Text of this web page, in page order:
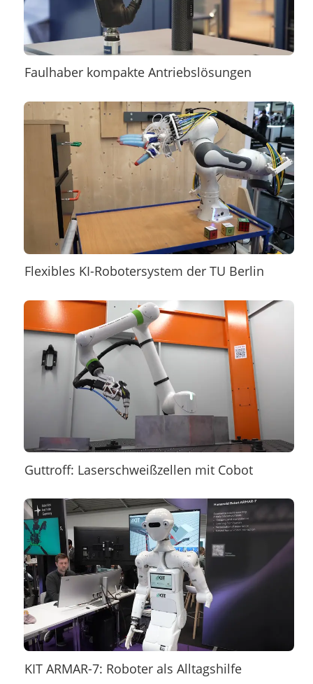
Faulhaber kompakte Antriebslösungen
Flexibles KI-Robotersystem der TU Berlin
Guttroff: Laserschweißzellen mit Cobot
KIT ARMAR-7: Roboter als Alltagshilfe